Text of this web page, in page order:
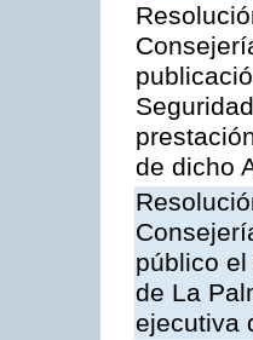
de dicho
público
de La
ejecutiva